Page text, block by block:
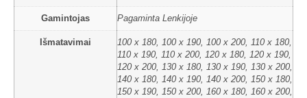
Gamintojas Pagaminta Lenkijoje
Išmatavimai
100 x 180, 100 x 190, 100 x 200, 110 x 180,
110 x 190, 110 x 200, 120 x 180, 120 x 190,
120 x 200, 130 x 180, 130 x 190, 130 x 200,
140 x 180, 140 x 190, 140 x 200, 150 x 180,
150 x 190, 150 x 200, 160 x 180, 160 x 200,